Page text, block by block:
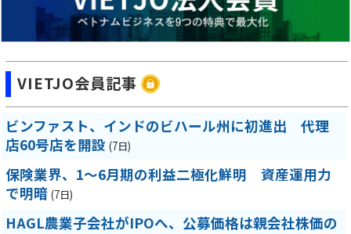
VIETJO会員記事
ビンファスト、インドのビハール州に初進出 代理
店60号店を開設 (7日)
保険業界、1～6月期の利益二極化鮮明 資産運用力
で明暗 (7日)
HAGL農業子会社がIPOへ、公募価格は親会社株価の